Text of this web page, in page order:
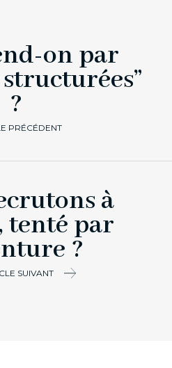
on par
?
PRÉCÉDENT
à
tenté par
?
SUIVANT